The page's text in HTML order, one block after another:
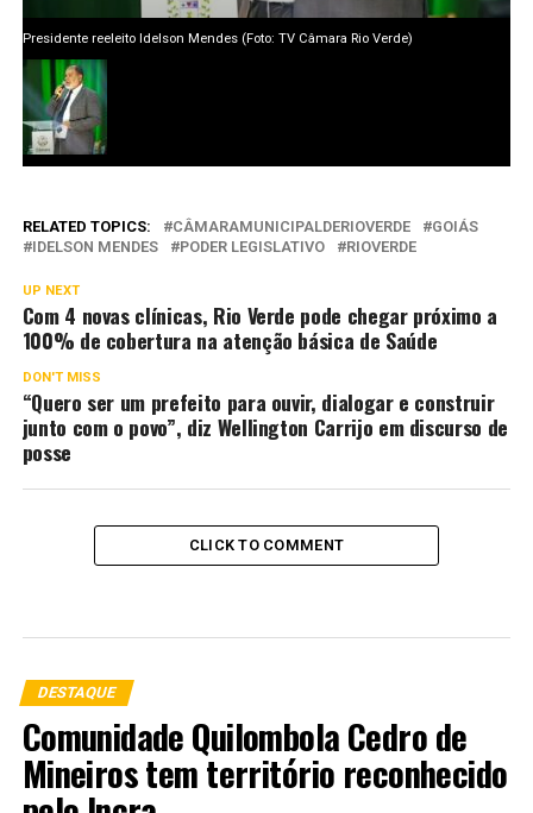
Presidente reeleito Idelson Mendes (Foto: TV Câmara Rio Verde)
RELATED TOPICS: CÂMARAMUNICIPALDERIOVERDE
GOIÁS
IDELSON MENDES
PODER LEGISLATIVO RIOVERDE
UP NEXT
Com 4 novas clínicas, Rio Verde pode chegar próximo a
100% de cobertura na atenção básica de Saúde
DON'T MISS
“Quero ser um prefeito para ouvir, dialogar e construir
junto com o povo”, diz Wellington Carrijo em discurso de
posse
CLICK TO COMMENT
DESTAQUE
Comunidade Quilombola Cedro de
Mineiros tem território reconhecido